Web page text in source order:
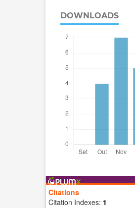
DOWNLOADS
Citations
Citation Indexes: 1